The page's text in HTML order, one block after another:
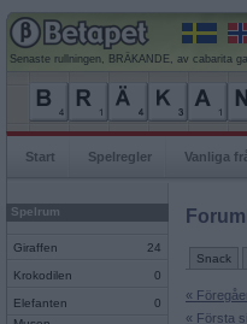
Senaste rullningen, BRÄKANDE, av cabarita
Start Spelregler Vanliga
Spelrum
Giraffen 24
Krokodilen 0
Elefanten
0
Snack
«
« Första